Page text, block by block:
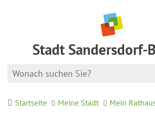
Stadt Sandersdorf-
Startseite Meine Stadt Mein